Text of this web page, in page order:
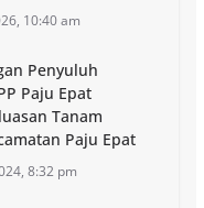
10:40 am
Penyuluh
Paju Epat
Tanam
Paju Epat
8:32 pm